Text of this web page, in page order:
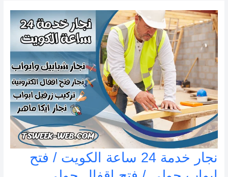
نجار خدمة 24 ساعة الكويت / فتح